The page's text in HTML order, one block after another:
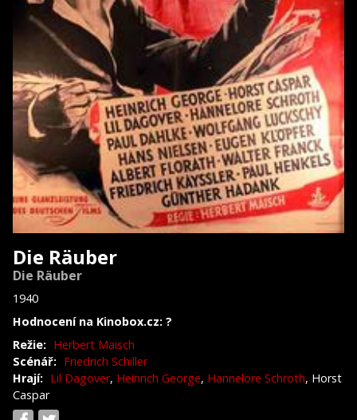
Die Räuber
Die Räuber
1940
Hodnocení na Kinobox.cz: ?
Režie: Herbert Maisch
Scénář: Friedrich Schiller
Hrají: Lil Dagover, Heinrich George, Hannelore Schroth, Horst
Caspar